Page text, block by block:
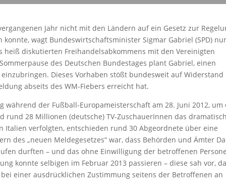
Jahr nicht mit den Ländern auf ein Gesetz zur
wagt Bundeswirtschaftsminister Sigmar Gabriel (SPD)
diskutierten Freihandelsabkommens mit den Vereinigten
des Deutschen Bundestages plant Gabriel, einen
Dieses Vorhaben stößt bundesweit auf
abseits des WM-Fiebers erreicht hat.
während der Fußball-Europameisterschaft am 28. Juni 2012, um
rund 28 Millionen (deutsche) TV-ZuschauerInnen das
Italien verfolgten, entschieden rund 30 Abgeordnete über eine
des „neuen Meldegesetzes“ war, dass Behörden und Ämter
durften – und das ohne Einwilligung der betroffenen
konnte selbigen im Februar 2013 passieren – diese sah vor,
einer ausdrücklichen Zustimmung seitens der Betroffenen an